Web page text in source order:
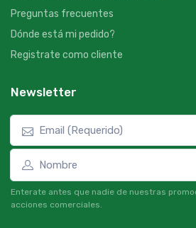
Preguntas frecuentes
Dónde está mi pedido?
Registrate como cliente
Newsletter
Enterate antes que nadie de nuestras
acciones comerciales.